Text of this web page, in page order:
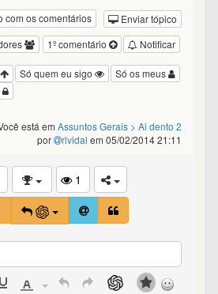
com os comentários
Enviar tópico
Notificar
1º comentário
Só os meus
Só quem eu sigo
está em Assuntos Gerais > Ai dento 2
por
rlvidal em 05/02/2014 21:11
1